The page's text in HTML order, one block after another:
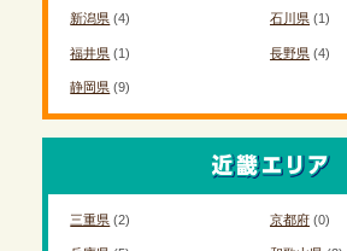
新潟県 (4) 石川県(1)
福井県 (1) 長野県(4)
静岡県 (9)
三重県 (2) 京都府(0)